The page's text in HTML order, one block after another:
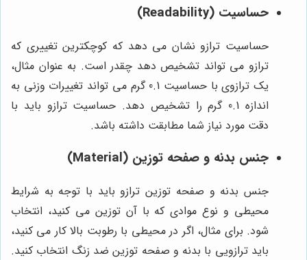
حساسیت (Readability)
حساسیت ترازو نشان می دهد که کوچکترین تغییری که
ترازو می تواند تشخیص دهد چقدر است. به عنوان مثال،
یک ترازوی با حساسیت 0.1 گرم می تواند تغییرات وزنی به
اندازه 0.1 گرم را تشخیص دهد. حساسیت ترازو باید با
دقت مورد نیاز شما مطابقت داشته باشد.
جنس بدنه و صفحه توزین (Material)
جنس بدنه و صفحه توزین ترازو باید با توجه به شرایط
محیطی و نوع موادی که با آن توزین می کنید، انتخاب
شود. برای مثال، اگر در محیطی با رطوبت بالا کار می کنید،
باید ترازویی با بدنه و صفحه توزین ضد زنگ انتخاب کنید.